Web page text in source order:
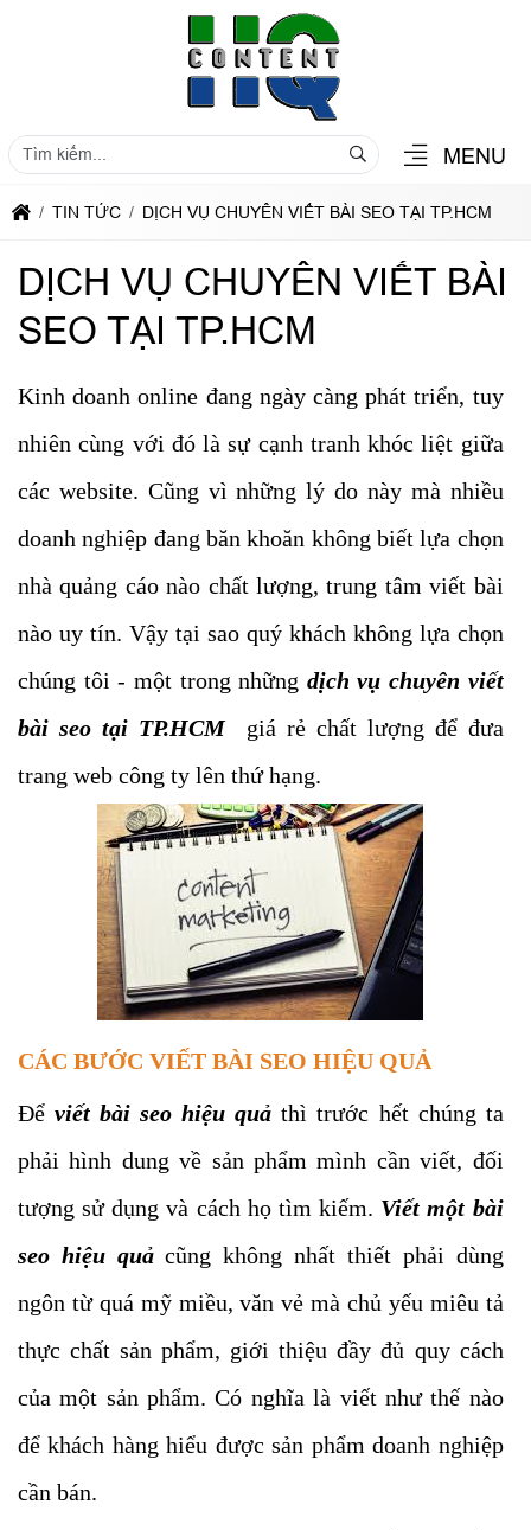
MENU
TIN TỨC DỊCH VỤ CHUYÊN VIẾT BÀI SEO TẠI TP.HCM
DỊCH VỤ CHUYÊN VIẾT BÀI
SEO TẠI TP.HCM
Kinh doanh online đang ngày càng phát triển, tuy
nhiên cùng với đó là sự cạnh tranh khóc liệt giữa
các website. Cũng vì những lý do này mà nhiều
doanh nghiệp đang băn khoăn không biết lựa chọn
nhà quảng cáo nào chất lượng, trung tâm viết bài
nào uy tín. Vậy tại sao quý khách không lựa chọn
chúng tôi - một trong những dịch vụ chuyên viết
bài seo tại TP.HCM
giá rẻ chất lượng để đưa
trang web công ty lên thứ hạng.
CÁC BƯỚC VIẾT BÀI SEO HIỆU QUẢ
Đểviết bài seo hiệu quả thì trước hết chúng ta
phải hình dung về sản phẩm mình cần viết, đối
tượng sử dụng và cách họ tìm kiếm. Viết một bài
seo hiệu quảcũng không nhất thiết phải dùng
ngôn từ quá mỹ miều, văn vẻ mà chủ yếu miêu tả
thực chất sản phẩm, giới thiệu đầy đủ quy cách
của một sản phẩm. Có nghĩa là viết như thế nào
để khách hàng hiểu được sản phẩm doanh nghiệp
cần bán.